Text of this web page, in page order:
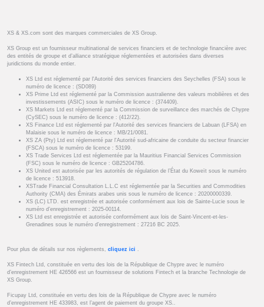
XS & XS.com sont des marques commerciales de XS Group.
XS Group est un fournisseur multinational de services financiers et de technologie financière avec
des entités de groupe et d’alliance stratégique réglementées et autorisées dans diverses
juridictions du monde entier.
XS Ltd est réglementé par l'Autorité des services financiers des Seychelles (FSA) sous le
numéro de licence : (SD089)
XS Prime Ltd est réglementé par la Commission australienne des valeurs mobilières et des
investissements (ASIC) sous le numéro de licence : (374409).
XS Markets Ltd est réglementé par la Commission de surveillance des marchés de Chypre
(CySEC) sous le numéro de licence : (412/22).
XS Finance Ltd est réglementé par l'Autorité des services financiers de Labuan (LFSA) en
Malaisie sous le numéro de licence : MB/21/0081.
XS ZA (Pty) Ltd est réglementé par l'Autorité sud-africaine de conduite du secteur financier
(FSCA) sous le numéro de licence : 53199.
XS Trade Services Ltd est réglementée par la Mauritius Financial Services Commission
(FSC) sous le numéro de licence : GB25204786.
XS United est autorisée par les autorités de régulation de l’État du Koweït sous le numéro
de licence : 513918.
XSTrade Financial Consultation L.L.C est réglementée par la Securities and Commodities
Authority (CMA) des Émirats arabes unis sous le numéro de licence : 20200000339.
XS (LC) LTD. est enregistrée et autorisée conformément aux lois de Sainte-Lucie sous le
numéro d’enregistrement : 2025-00114.
XS Ltd est enregistrée et autorisée conformément aux lois de Saint-Vincent-et-les-
Grenadines sous le numéro d’enregistrement : 27216 BC 2025.
Pour plus de détails sur nos règlements, cliquez ici .
XS Fintech Ltd, constituée en vertu des lois de la République de Chypre avec le numéro
d’enregistrement HE 426566 est un fournisseur de solutions Fintech et la branche Technologie de
XS Group.
Ficupay Ltd, constituée en vertu des lois de la République de Chypre avec le numéro
d’enregistrement HE 433983, est l’agent de paiement du groupe XS..